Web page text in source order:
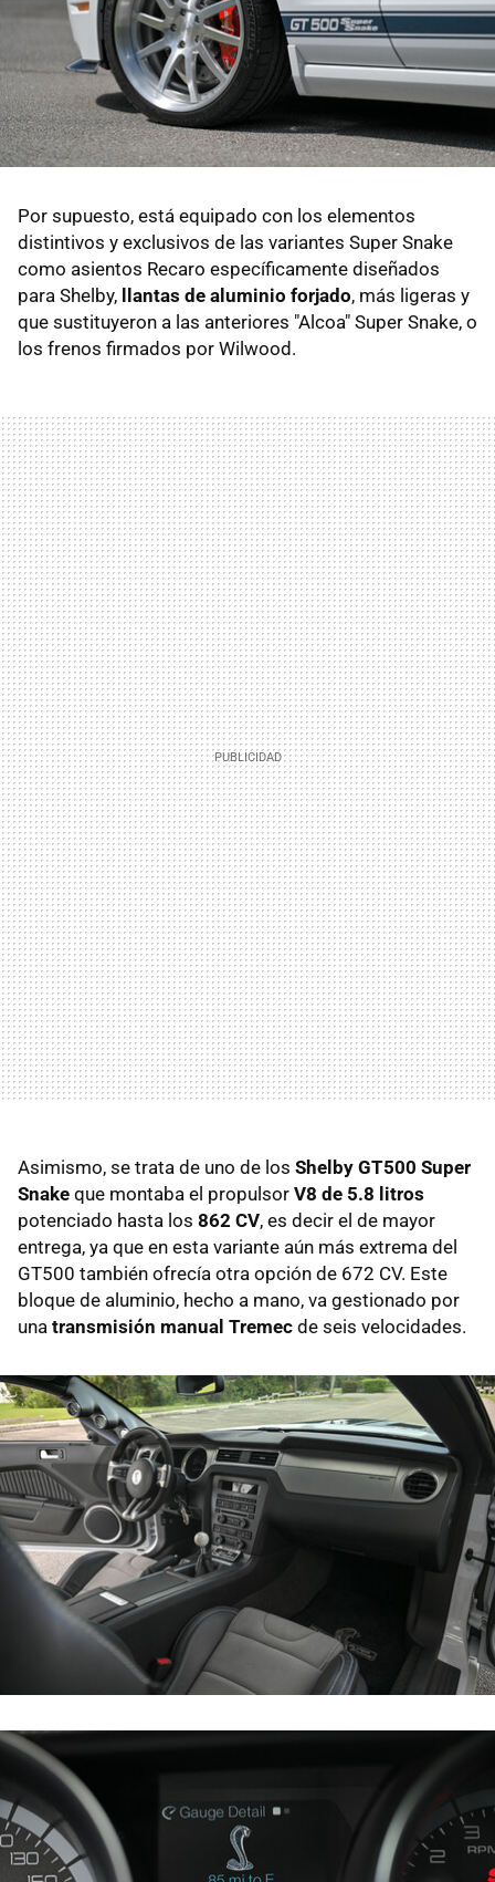
Por supuesto, está equipado con los elementos
distintivos y exclusivos de las variantes Super Snake
como asientos Recaro específicamente diseñados
para Shelby, llantas de aluminio forjado, más ligeras y
que sustituyeron a las anteriores "Alcoa" Super Snake, o
los frenos firmados por Wilwood.
Asimismo, se trata de uno de los Shelby GT500 Super
Snake que montaba el propulsor V8 de 5.8 litros
potenciado hasta los 862 CV, es decir el de mayor
entrega, ya que en esta variante aún más extrema del
GT500 también ofrecía otra opción de 672 CV. Este
bloque de aluminio, hecho a mano, va gestionado por
una transmisión manual Tremec de seis velocidades.